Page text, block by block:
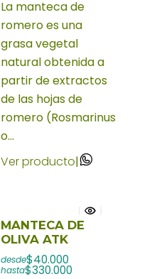
La manteca de
romero es una
grasa vegetal
natural obtenida a
partir de extractos
de las hojas de
romero (Rosmarinus
o...
Ver producto|
MANTECA DE
OLIVA ATK
desde$40.000
hasta$330.000